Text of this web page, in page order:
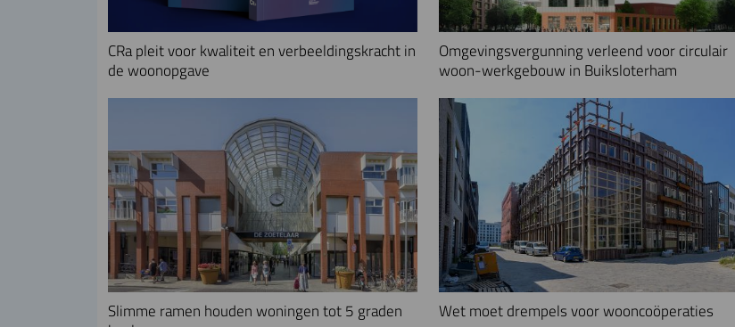
CRa pleit voor kwaliteit en verbeeldingskracht in
de woonopgave
Omgevingsvergunning verleend voor circulair
woon-werkgebouw in Buiksloterham
Slimme ramen houden woningen tot 5 graden
Wet moet drempels voor wooncoöperaties